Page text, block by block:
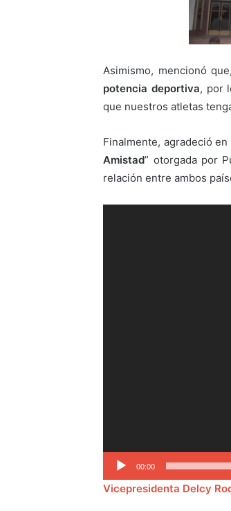
Asimismo, mencionó
potencia deportiva, por
que nuestros atletas
Finalmente, agradeció
Amistad” otorgada por
relación entre ambos
00:00
Vicepresidenta Delcy